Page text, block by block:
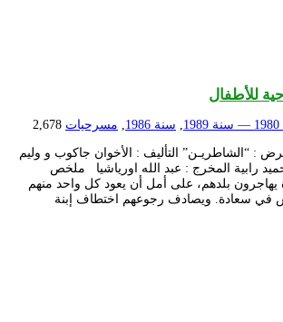
للأطفال
, سنة 1986 , مسرحيات 2,678
عنوان العرض : “الشاطريـن” التأليف : الأخوان جاكوب و وليم
رابية المخرج : عبد الله اورياشيا ملخص
يهاجرون بلدهم، على أمل أن يعود كل واحد منهم
في سعادة. ويصادف رجوعهم اختطاف إبنة